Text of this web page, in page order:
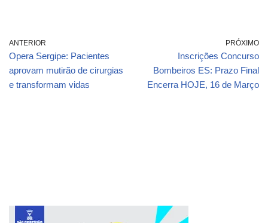
ANTERIOR
Opera Sergipe: Pacientes
aprovam mutirão de cirurgias
e transformam vidas
PRÓXIMO
Inscrições Concurso
Bombeiros ES: Prazo Final
Encerra HOJE, 16 de Março